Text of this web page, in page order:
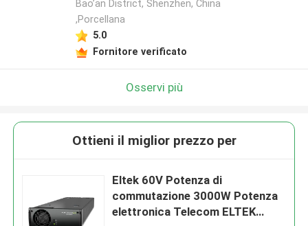
Bao’an District, Shenzhen, China
,Porcellana
5.0
Fornitore verificato
Osservi più
Ottieni il miglior prezzo per
Eltek 60V Potenza di
commutazione 3000W Potenza
elettronica Telecom ELTEK